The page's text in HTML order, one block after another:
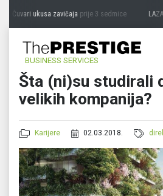
Čuvari ukusa zavičajaprije 3 sedmice
BUSINESS SERVICES
Šta (ni)su studirali
velikih kompanija?
Karijere 02.03.2018.